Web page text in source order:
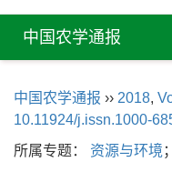
中国农学通报
中国农学通报 ›› 2018,
10.11924/j.issn.1000-
所属专题： 资源与环境